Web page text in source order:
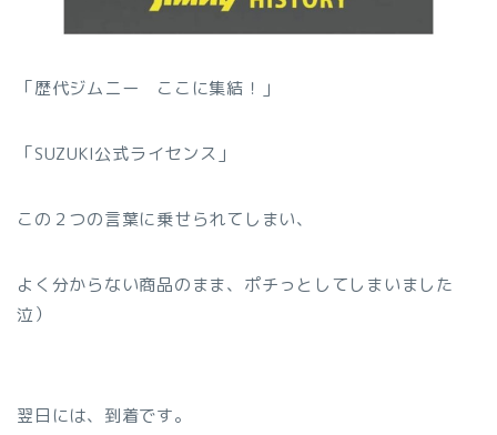
「歴代ジムニー ここに集結！」
「SUZUKI公式ライセンス」
この２つの言葉に乗せられてしまい、
よく分からない商品のまま、ポチっとしてしまいました
泣）
翌日には、到着です。